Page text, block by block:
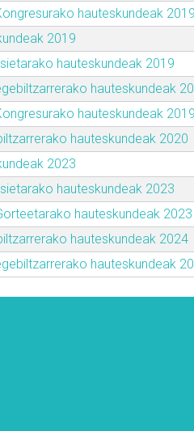
hauteskundeak 2019
2019
hauteskundeak 2019
hauteskundeak
hauteskundeak 2019
hauteskundeak 2020
2023
hauteskundeak 2023
hauteskundeak 2023
hauteskundeak 2024
hauteskundeak